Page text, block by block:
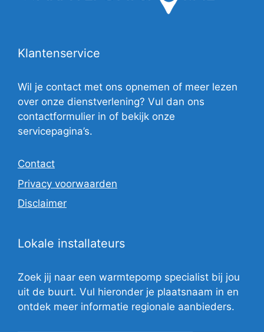
Klantenservice
Wil je contact met ons opnemen of meer lezen
over onze dienstverlening? Vul dan ons
contactformulier in of bekijk onze
servicepagina’s.
Contact
Privacy voorwaarden
Disclaimer
Lokale installateurs
Zoek jij naar een warmtepomp specialist bij jou
uit de buurt. Vul hieronder je plaatsnaam in en
ontdek meer informatie regionale aanbieders.